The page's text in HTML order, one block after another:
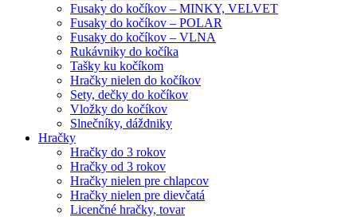
Fusaky do kočíkov – MINKY, VELVET
Fusaky do kočíkov – POLAR
Fusaky do kočíkov – VLNA
Rukávniky do kočíka
Tašky ku kočíkom
Hračky nielen do kočíkov
Sety, dečky do kočíkov
Vložky do kočíkov
Slnečníky, dáždniky
Hračky
Hračky do 3 rokov
Hračky od 3 rokov
Hračky nielen pre chlapcov
Hračky nielen pre dievčatá
Licenčné hračky, tovar